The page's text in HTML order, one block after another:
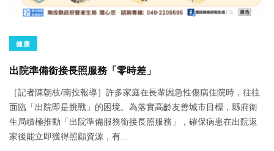
健康
出院準備銜接長照服務「零時差」
［記者陳朝枝/南投報導］許多家庭在長輩因急性傷病住院時，往往
面臨「出院即是挑戰」的困境。為落實高齡友善城市目標，縣府衛
生局積極推動「出院準備服務銜接長照服務」，確保病患在出院返
家後能立即獲得照顧資源，有...